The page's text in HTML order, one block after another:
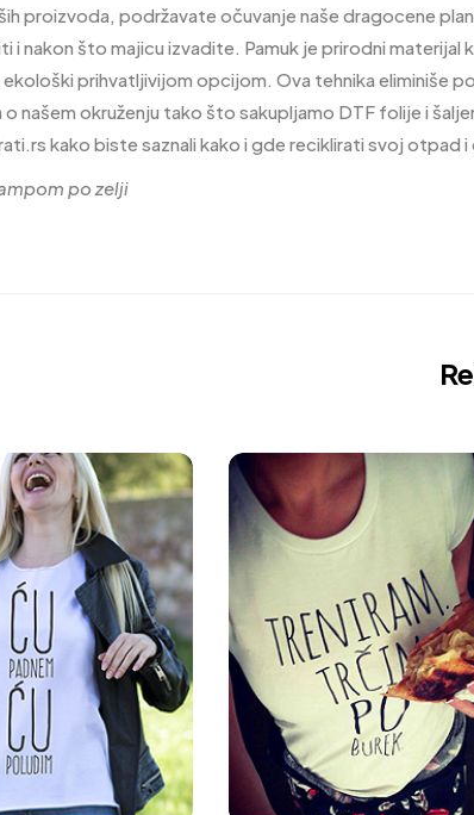
proizvoda, podržavate očuvanje naše dragocene
i nakon što majicu izvadite. Pamuk je prirodni
prihvatljivijom opcijom. Ova tehnika eliminiše
našem okruženju tako što sakupljamo DTF folije i
kako biste saznali kako i gde reciklirati svoj otpad
po zelji